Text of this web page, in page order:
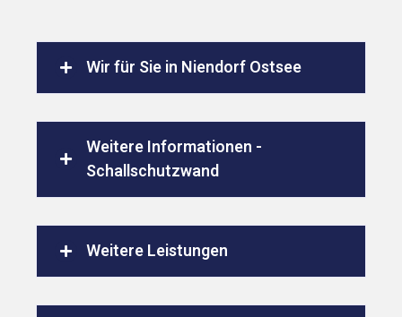
Wir für Sie in Niendorf Ostsee
Weitere Informationen -
Schallschutzwand
Weitere Leistungen